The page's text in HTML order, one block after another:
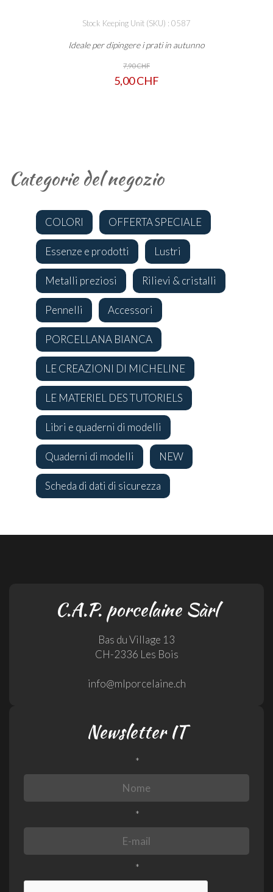
Stock Keeping Unit (SKU) : 0587
Ideale per dipingere i prati in autunno
7,90 CHF
5,00 CHF
Categorie del negozio
COLORI OFFERTA SPECIALE
Essenze e prodotti Lustri
Metalli preziosi Rilievi & cristalli
Pennelli Accessori
PORCELLANA BIANCA
LE CREAZIONI DI MICHELINE
LE MATERIEL DES TUTORIELS
Libri e quaderni di modelli
Quaderni di modelli NEW
Scheda di dati di sicurezza
C.A.P. porcelaine Sàrl
Bas du Village 13
CH-2336 Les Bois
info@mlporcelaine.ch
Newsletter IT
*
*
*